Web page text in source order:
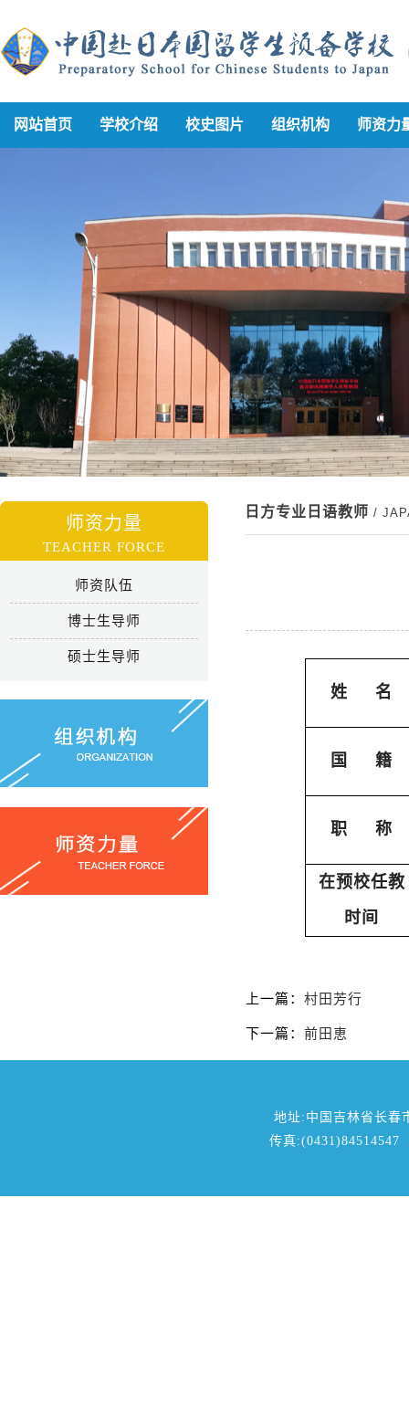
网站首页 学校介绍 校史图片 组织机构 师资力
师资力量
TEACHER FORCE
师资队伍
博士生导师
硕士生导师
日方专业日语教师 /
姓 名
国 籍
职 称
在预校任教
时间
上一篇： 村田芳行
下一篇： 前田恵
地址:中国吉林省长春
传真